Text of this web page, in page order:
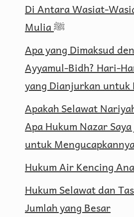
Di Antara Wasiat-
Mulia ﷺ
Apa yang Dimaksud
Ayyamul-Bidh? Hari-
yang Dianjurkan untuk
Apakah Selawat
Apa Hukum Nazar
untuk
Hukum Air Kencing
Hukum Selawat dan
Jumlah yang Besar